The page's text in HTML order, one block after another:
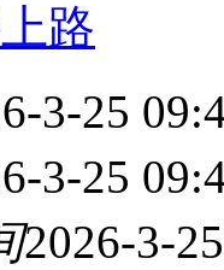
路
3-25
3-25
2026-3-